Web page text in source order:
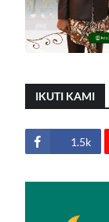
IKUTI KAMI
1.5k